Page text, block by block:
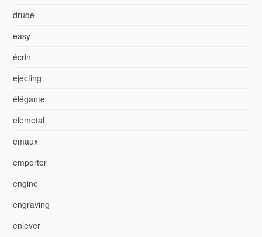
drude
easy
écrin
ejecting
élégante
elemetal
emaux
emporter
engine
engraving
enlever